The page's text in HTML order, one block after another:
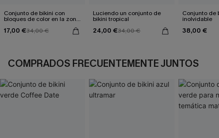
Conjunto de bikini con
bloques de color en la zona
17,00 €34,00 €
Luciendo un conjunto de
bikini tropical
24,00 €34,00 €
Conjunto de
inolvidable
38,00 €
COMPRADOS FRECUENTEMENTE JUNTOS